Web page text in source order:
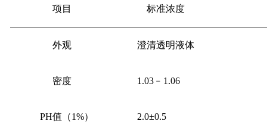
项目 标准浓度
外观 澄清透明液体
密度 1.03﹣1.06
PH值（1%） 2.0±0.5